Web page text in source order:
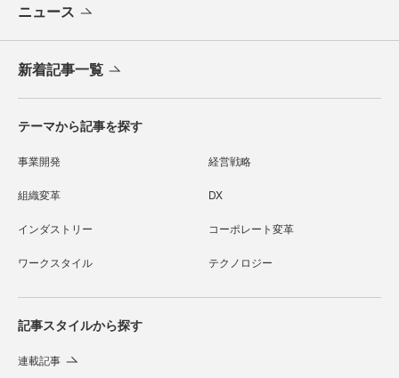
ニュース
新着記事一覧
テーマから記事を探す
事業開発 経営戦略
組織変革 DX
インダストリー コーポレート変革
ワークスタイル テクノロジー
記事スタイルから探す
連載記事